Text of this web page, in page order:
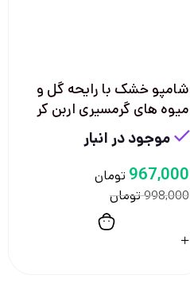
شامپو خشک با رایحه گل و
میوه های گرمسیری اربن کر
موجود در انبار
998,000تومان
967,000 تومان